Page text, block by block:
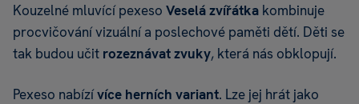
Kouzelné mluvící pexeso Veselá zvířátka kombinuje
procvičování vizuální a poslechové paměti dětí. Děti se
tak budou učit rozeznávat zvuky, která nás obklopují.
Pexeso nabízívíce herních variant. Lze jej hrát jako